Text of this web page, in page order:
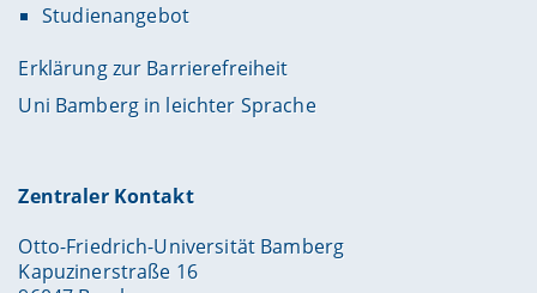
Studienangebot
Erklärung zur Barrierefreiheit
Uni Bamberg in leichter Sprache
Zentraler Kontakt
Otto-Friedrich-Universität Bamberg
Kapuzinerstraße 16